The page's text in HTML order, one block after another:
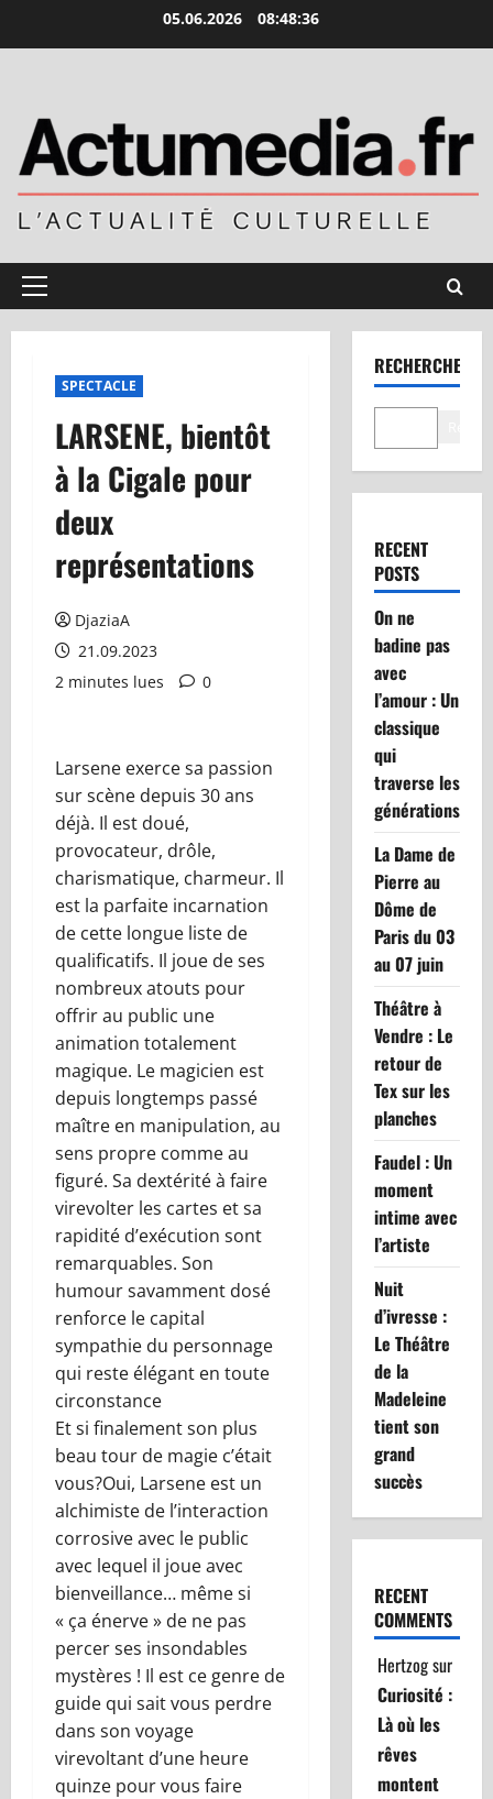
05.06.2026 08:48:37
Menu
SPECTACLE
LARSENE, bientôt
à la Cigale pour
deux
représentations
DjaziaA
21.09.2023
2 minutes lues
0
Larsene exerce sa passion
sur scène depuis 30 ans
déjà. Il est doué,
provocateur, drôle,
charismatique, charmeur. Il
est la parfaite incarnation
de cette longue liste de
qualificatifs. Il joue de ses
nombreux atouts pour
offrir au public une
animation totalement
magique. Le magicien est
depuis longtemps passé
maître en manipulation, au
sens propre comme au
figuré. Sa dextérité à faire
virevolter les cartes et sa
rapidité d’exécution sont
remarquables. Son
humour savamment dosé
renforce le capital
sympathie du personnage
qui reste élégant en toute
circonstance
Et si finalement son plus
beau tour de magie c’était
vous?Oui, Larsene est un
alchimiste de l’interaction
corrosive avec le public
avec lequel il joue avec
bienveillance… même si
« ça énerve » de ne pas
percer ses insondables
mystères ! Il est ce genre de
guide qui sait vous perdre
dans son voyage
virevoltant d’une heure
quinze pour vous faire
RECHERCHER
RECENT
POSTS
On ne
badine pas
avec
l’amour : Un
classique
qui
traverse les
générations
La Dame de
Pierre au
Dôme de
Paris du 03
au 07 juin
Théâtre à
Vendre : Le
retour de
Tex sur les
planches
Faudel : Un
moment
intime avec
l’artiste
Nuit
d’ivresse :
Le Théâtre
de la
Madeleine
tient son
grand
succès
RECENT
COMMENTS
Hertzogsur
Curiosité :
Là où les
rêves
montent